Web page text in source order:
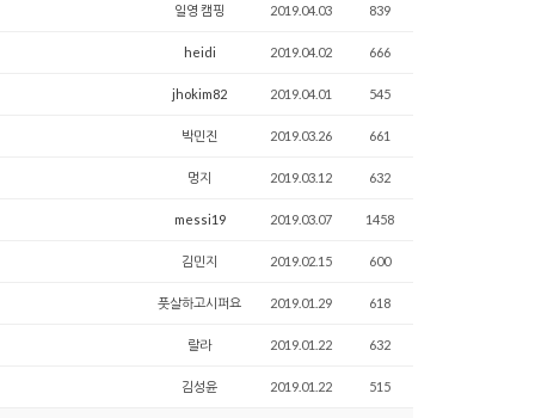
일영 캠핑 2019.04.03 839
heidi 2019.04.02 666
jhokim82 2019.04.01 545
박민진 2019.03.26 661
멍지 2019.03.12 632
messi19 2019.03.07 1458
김민지 2019.02.15 600
풋살하고시퍼요 2019.01.29 618
랄라 2019.01.22 632
김성윤 2019.01.22 515